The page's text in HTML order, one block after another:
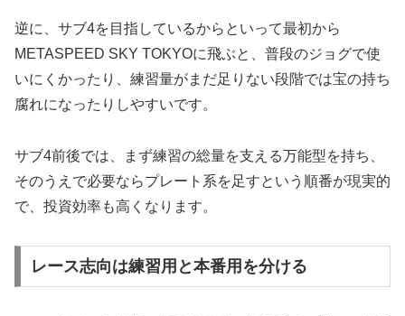
逆に、サブ4を目指しているからといって最初から
METASPEED SKY TOKYOに飛ぶと、普段のジョグで使
いにくかったり、練習量がまだ足りない段階では宝の持ち
腐れになったりしやすいです。
サブ4前後では、まず練習の総量を支える万能型を持ち、
そのうえで必要ならプレート系を足すという順番が現実的
で、投資効率も高くなります。
レース志向は練習用と本番用を分ける